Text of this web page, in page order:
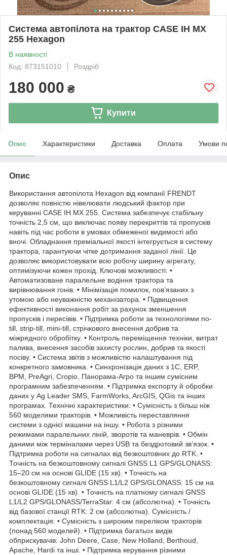
Система автопілота на трактор CASE IH MX
255 Hexagon
В наявності
Код: 873151010
Роздріб
180 000 ₴
Купити
Опис Характеристики Доставка Оплата Умови
Опис
Використання автопілота Hexagon від компанії FRENDT
дозволяє повністю нівелювати людський фактор при
керуванні CASE IH MX 255. Система забезпечує стабільну
точність 2,5 см, що виключає появу перекриттів та пропусків
навіть під час роботи в умовах обмеженої видимості або
вночі. Обладнання преміальної якості інтегрується в систему
трактора, гарантуючи чітке дотримання заданої лінії. Це
дозволяє використовувати всю робочу ширину агрегату,
оптимізуючи кожен прохід. Ключові можливості: •
Автоматизоване паралельне водіння трактора та
вирівнювання гонів. • Мінімізація помилок, пов’язаних з
утомою або неуважністю механізатора. • Підвищення
ефективності виконання робіт за рахунок зменшення
пропусків і пересівів. • Підтримка роботи за технологіями no-
till, strip-till, mini-till, стрічкового внесення добрив та
міжрядного обробітку. • Контроль переміщення техніки, витрат
палива, внесення засобів захисту рослин, добрив та якості
посіву. • Система звітів з можливістю налаштування під
конкретного замовника. • Синхронізація даних з 1С, ERP,
BPM, PreAgri, Cropio, Панорама-Агро та іншим сумісним
програмним забезпеченням. • Підтримка експорту й обробки
даних у Ag Leader SMS, FarmWorks, ArcGIS, QGis та інших
програмах. Технічні характеристики: • Сумісність з більш ніж
560 моделями тракторів. • Можливість переставляння
системи з однієї машини на іншу. • Робота з різними
режимами паралельних ліній, зворотів та маневрів. • Обмін
даними між терміналами через USB та бездротовий зв’язок. •
Підтримка роботи на сигналах від безкоштовних до RTK. •
Точність на безкоштовному сигналі GNSS L1 GPS/GLONASS:
15–20 см на основі GLIDE (15 хв). • Точність на
безкоштовному сигналі GNSS L1/L2 GPS/GLONASS: 15 см на
основі GLIDE (15 хв). • Точність на платному сигналі GNSS
L1/L2 GPS/GLONASS/TerraStar: 4 см (абсолютна). • Точність
від базової станції RTK: 2 см (абсолютна). Сумісність /
комплектація: • Сумісність з широким переліком тракторів
(понад 560 моделей). • Підтримка багатьох видів
обприскувачів: John Deere, Case, New Holland, Berthoud,
Apache, Hardi та інші. • Підтримка керування різними